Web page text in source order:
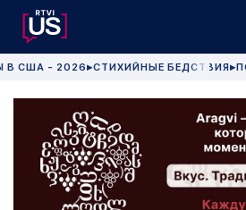
В США - 2026 ▶СТИХИЙНЫЕ БЕДСТВИЯ▶